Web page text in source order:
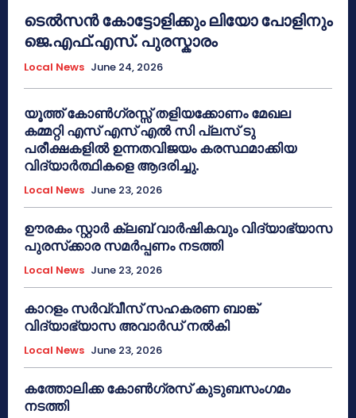
ടെൽസൻ കോട്ടോളിക്കും ലിയോ പോളിനും
ജെ.എഫ്.എസ്. പുരസ്കാരം
Local News June 24, 2026
യൂത്ത് കോൺഗ്രസ്സ് തളിയക്കോണം മേഖല
കമ്മറ്റി എസ് എസ് എൽ സി പ്ലസ് ടു
പരീക്ഷകളിൽ ഉന്നതവിജയം കരസ്ഥമാക്കിയ
വിദ്യാർത്ഥികളെ ആദരിച്ചു.
Local News June 23, 2026
ഊരകം സ്റ്റാർ ക്ലബ് വാർഷികവും വിദ്യാഭ്യാസ
പുരസ്‌ക്കാര സമർപ്പണം നടത്തി
Local News June 23, 2026
കാറളം സർവ്വീസ് സഹകരണ ബാങ്ക്
വിദ്യാഭ്യാസ അവാർഡ് നൽകി
Local News June 23, 2026
കത്തോലിക്ക കോൺഗ്രസ് കുടുബസംഗമം
നടത്തി